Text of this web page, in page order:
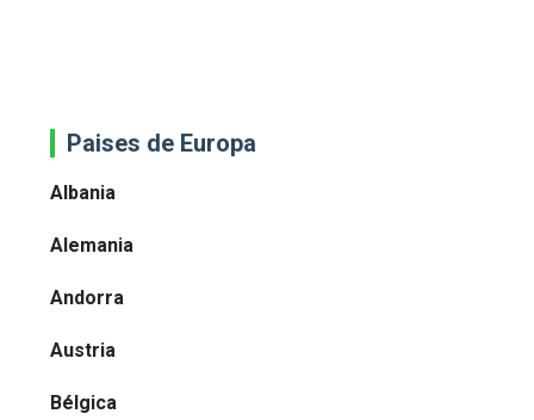
Paises de Europa
Albania
Alemania
Andorra
Austria
Bélgica